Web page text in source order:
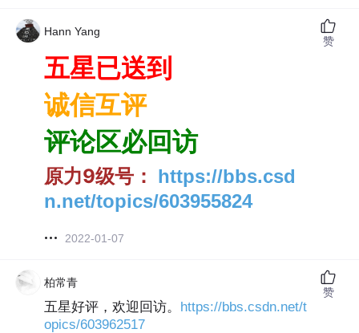
Hann Yang
五星已送到
诚信互评
评论区必回访
原力9级号： https://bbs.csd
n.net/topics/603955824
2022-01-07
赞
柏常青
五星好评，欢迎回访。 https://bbs.csdn.net/t
opics/603962517
赞